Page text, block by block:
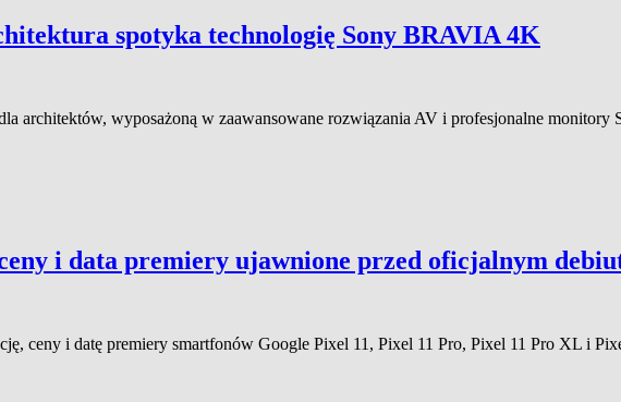
spotyka technologię Sony BRAVIA 4K
architektów, wyposażoną w zaawansowane rozwiązania AV i profesjonalne
i data premiery ujawnione przed oficjalnym
ceny i datę premiery smartfonów Google Pixel 11, Pixel 11 Pro, Pixel 11 Pro XL i